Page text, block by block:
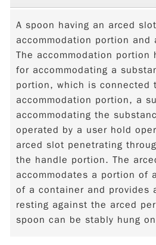
A spoon having an arced
accommodation portion and
The accommodation portion
for accommodating a
portion, which is connected
accommodation portion, a
accommodating the
operated by a user hold
arced slot penetrating
the handle portion. The
accommodates a portion of
of a container and provides
resting against the arced
spoon can be stably hung